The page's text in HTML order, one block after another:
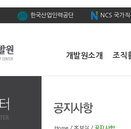
한국산업인력공단 NCS 국가
개발원소개 조직